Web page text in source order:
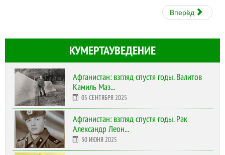
Вперёд
КУМЕРТАУВЕДЕНИЕ
Афганистан: взгляд спустя годы. Валитов
Камиль Маз...
05 СЕНТЯБРЯ 2025
Афганистан: взгляд спустя годы. Рак
Александр Леон...
30 ИЮНЯ 2025